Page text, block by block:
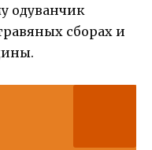
одуванчик
сборах и